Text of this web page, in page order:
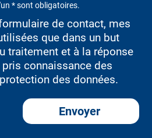
* sont obligatoires.
de contact, mes
que dans un but
traitement et à la réponse
connaissance des
des données.
Envoyer